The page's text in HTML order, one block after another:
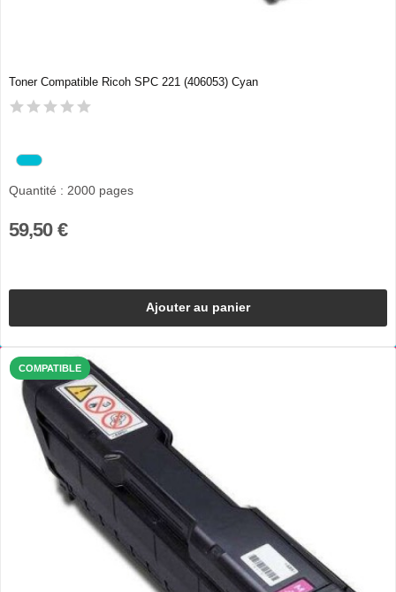
Toner Compatible Ricoh SPC 221 (406053) Cyan
Quantité : 2000 pages
59,50 €
Ajouter au panier
COMPATIBLE